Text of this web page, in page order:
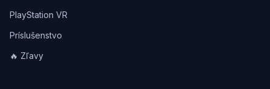
PlayStation VR
Príslušenstvo
🔥 Zľavy